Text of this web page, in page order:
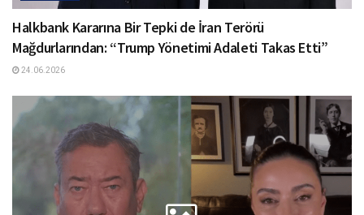
Halkbank Kararına Bir Tepki de İran Terörü
Mağdurlarından: “Trump Yönetimi Adaleti Takas Etti”
24.06.2026